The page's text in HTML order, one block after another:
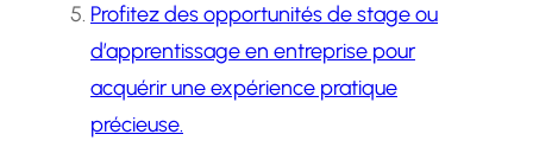
Profitez des opportunités de stage ou
d’apprentissage en entreprise pour
acquérir une expérience pratique
précieuse.